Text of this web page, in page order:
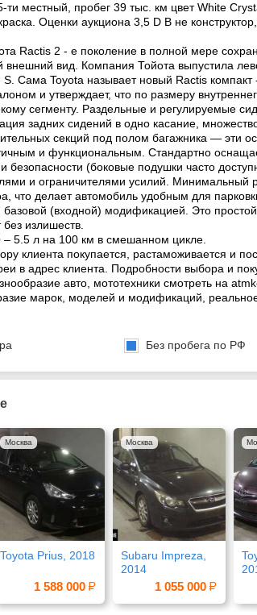
ти местный, пробег 39 тыс. км цвет White
Оценки аукциона 3,5 D B не
Ractis 2 - е поколение в полной мере
внешний вид. Компания Тойота выпустила
S. Сама Toyota называет новый Ractis
и утверждает, что по размеру
сегменту. Раздельные и регулируемые
задних сидений в одно касание,
секций под полом багажника — эти
и функциональным. Стандартно
(боковые подушки часто
и ограничителями усилий. Минимальный
что делает автомобиль удобным для
(входной) модификацией. Это
излишеств.
– 5.5 л на 100 км в смешанном цикле.
клиента покупается, растаможивается и
в адрес клиента. Подробности выбора и
авто, мототехники смотреть на
марок, моделей и модификаций, реальное
Без пробега по РФ
Toyota Prius, 2018
1 588 000
Москва
Subaru Impreza,
2014
1 055 000
Москва